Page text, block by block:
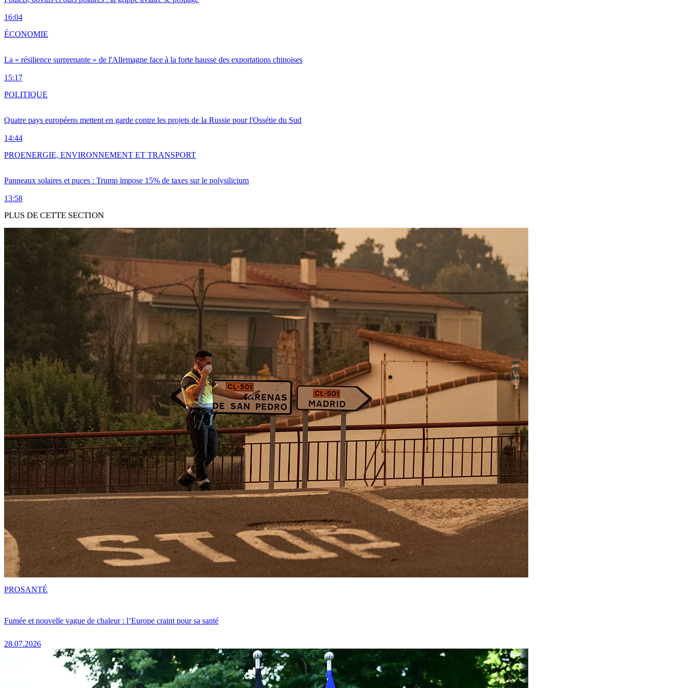
16:04
La « résilience surprenante » de l'Allemagne face à la forte hausse des exportations chinoises
15:17
ÉCONOMIE
Quatre pays européens mettent en garde contre les projets de la Russie pour l'Ossétie du Sud
14:44
POLITIQUE
Panneaux solaires et puces : Trump impose 15% de taxes sur le polysilicium
13:58
PROENERGIE, ENVIRONNEMENT ET TRANSPORT
PLUS DE CETTE SECTION
Fumée et nouvelle vague de chaleur : l’Europe craint pour sa santé
28.07.2026
PROSANTÉ